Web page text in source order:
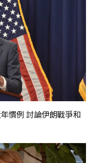
慣例 討論伊朗戰爭和